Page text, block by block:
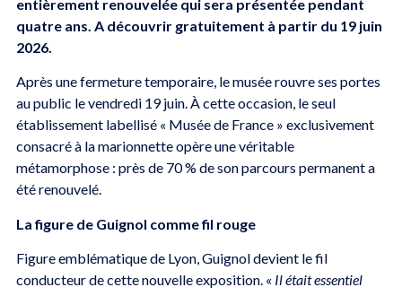
entièrement renouvelée qui sera présentée pendant
quatre ans. A découvrir gratuitement à partir du 19 juin
2026.
Après une fermeture temporaire, le musée rouvre ses portes
au public le vendredi 19 juin. À cette occasion, le seul
établissement labellisé « Musée de France » exclusivement
consacré à la marionnette opère une véritable
métamorphose : près de 70 % de son parcours permanent a
été renouvelé.
La figure de Guignol comme fil rouge
Figure emblématique de Lyon, Guignol devient le fil
conducteur de cette nouvelle exposition. « Il était essentiel